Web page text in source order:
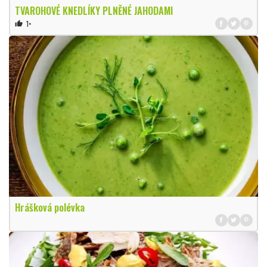
TVAROHOVÉ KNEDLÍKY PLNĚNÉ JAHODAMI
thumb_up 1×
Hrášková polévka